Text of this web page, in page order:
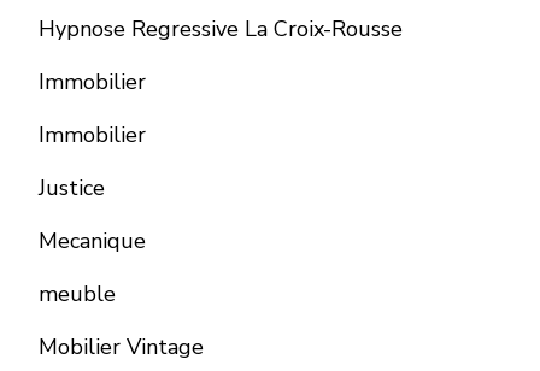
Hypnose Regressive La Croix-Rousse
Immobilier
Immobilier
Justice
Mecanique
meuble
Mobilier Vintage